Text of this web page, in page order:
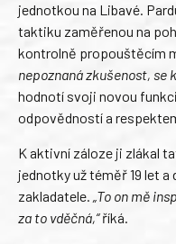
jednotkou na Libavé.
taktiku zaměřenou na
kontrolně propouštěcím
nepoznaná zkušenost, se
hodnotí svoji novou
odpovědností a
K aktivní záloze ji zlákal
jednotky už téměř 19 let
zakladatele.
„To on mě
za to vděčná,“říká.